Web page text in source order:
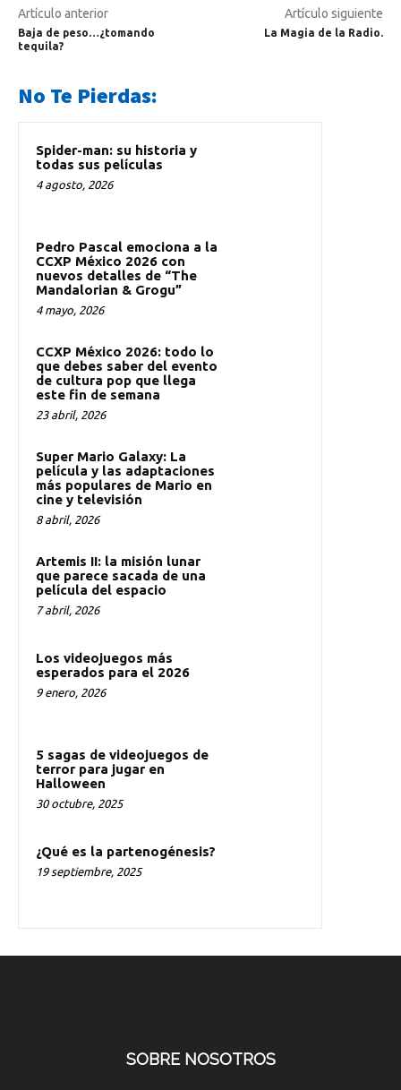
Artículo anterior
Baja de peso…¿tomando
tequila?
Artículo siguiente
La Magia de la Radio.
No Te Pierdas:
Spider-man: su historia y
todas sus películas
4 agosto, 2026
Pedro Pascal emociona a la
CCXP México 2026 con
nuevos detalles de “The
Mandalorian & Grogu”
4 mayo, 2026
CCXP México 2026: todo lo
que debes saber del evento
de cultura pop que llega
este fin de semana
23 abril, 2026
Super Mario Galaxy: La
película y las adaptaciones
más populares de Mario en
cine y televisión
8 abril, 2026
Artemis II: la misión lunar
que parece sacada de una
película del espacio
7 abril, 2026
Los videojuegos más
esperados para el 2026
9 enero, 2026
5 sagas de videojuegos de
terror para jugar en
Halloween
30 octubre, 2025
¿Qué es la partenogénesis?
19 septiembre, 2025
SOBRE NOSOTROS